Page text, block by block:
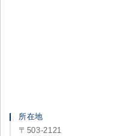
所在地
〒503-2121